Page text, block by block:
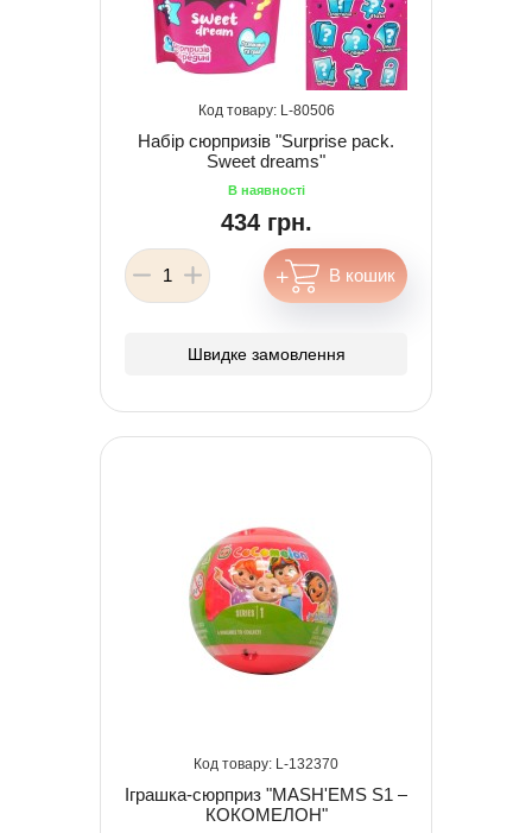
80506
Набір сюрпризів "Surprise pack.
Sweet dreams"
434 грн.
Швидке замовлення
132370
Іграшка-сюрприз "MASH'EMS S1 –
КОКОМЕЛОН"